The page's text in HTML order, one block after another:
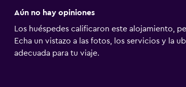
Aún no hay opiniones
Los huéspedes calificaron este alojamiento,
Echa un vistazo a las fotos, los servicios y la
adecuada para tu viaje.